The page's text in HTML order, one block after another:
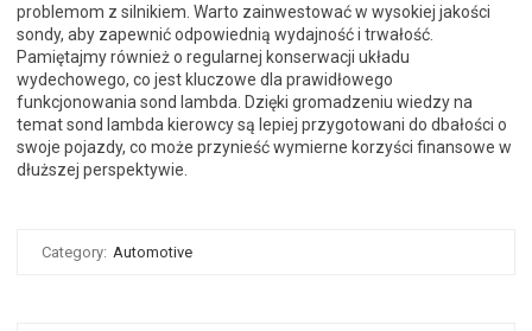
problemom z silnikiem. Warto zainwestować w wysokiej jakości
sondy, aby zapewnić odpowiednią wydajność i trwałość.
Pamiętajmy również o regularnej konserwacji układu
wydechowego, co jest kluczowe dla prawidłowego
funkcjonowania sond lambda. Dzięki gromadzeniu wiedzy na
temat sond lambda kierowcy są lepiej przygotowani do dbałości o
swoje pojazdy, co może przynieść wymierne korzyści finansowe w
dłuższej perspektywie.
Category: Automotive